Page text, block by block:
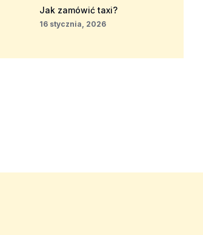
Jak zamówić taxi?
16 stycznia, 2026